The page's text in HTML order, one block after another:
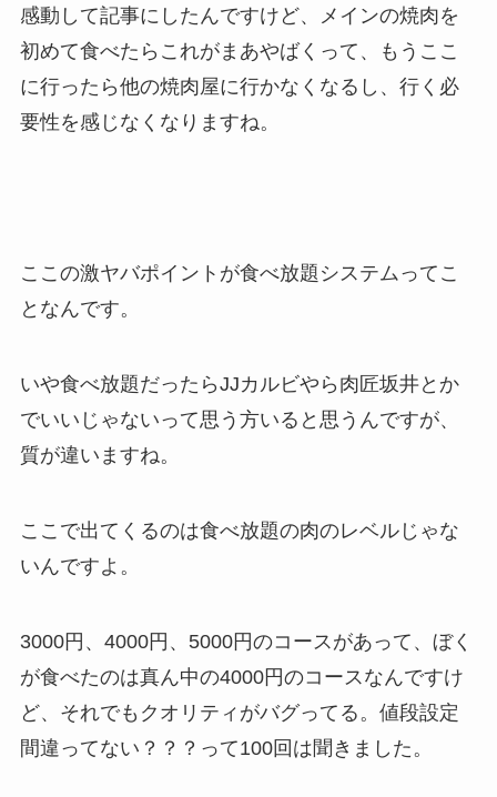
感動して記事にしたんですけど、メインの焼肉を
初めて食べたらこれがまあやばくって、もうここ
に行ったら他の焼肉屋に行かなくなるし、行く必
要性を感じなくなりますね。
ここの激ヤバポイントが食べ放題システムってこ
となんです。
いや食べ放題だったらJJカルビやら肉匠坂井とか
でいいじゃないって思う方いると思うんですが、
質が違いますね。
ここで出てくるのは食べ放題の肉のレベルじゃな
いんですよ。
3000円、4000円、5000円のコースがあって、ぼく
が食べたのは真ん中の4000円のコースなんですけ
ど、それでもクオリティがバグってる。値段設定
間違ってない？？？って100回は聞きました。